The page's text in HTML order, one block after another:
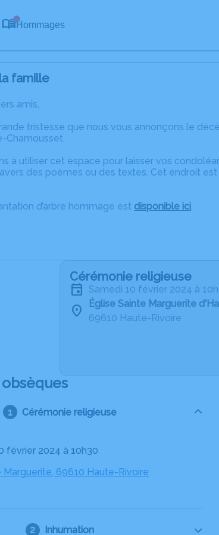
Hommages
famille
amis,
tristesse que nous vous annonçons le
Chamousset.
à utiliser cet espace pour laisser vos
des poèmes ou des textes. Cet endroit
d’arbre hommage est disponible ici.
Cérémonie religieuse
samedi 10 février 2024 à
Église Sainte Marguerite
69610 Haute-Rivoire
obsèques
Cérémonie religieuse
février 2024 à 10h30
Marguerite, 69610 Haute-Rivoire
Inhumation